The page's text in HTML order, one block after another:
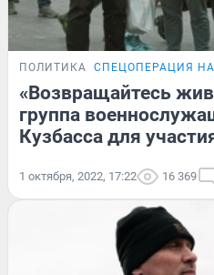
ПОЛИТИКА СПЕЦОПЕРАЦИЯ
«Возвращайтесь
группа
Кузбасса для
1 октября, 2022, 17:22 16 369